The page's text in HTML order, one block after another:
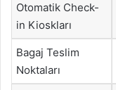
Otomatik Check-
in Kioskları
Bagaj Teslim
Noktaları